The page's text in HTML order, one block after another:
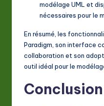
modélage UML et
nécessaires pour le
En résumé, les
Paradigm, son interface
collaboration et son
outil idéal pour le
Conclusion